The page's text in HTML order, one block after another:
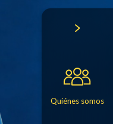
Quiénes somos